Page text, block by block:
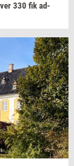
330 fikad­